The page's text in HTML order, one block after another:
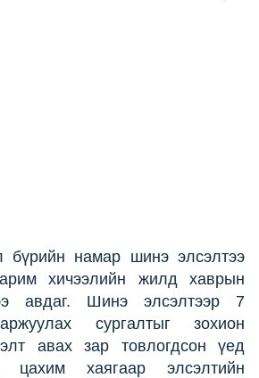
бүрийн намар шинэ элсэлтээ
хичээлийн жилд хаврын
авдаг. Шинэ элсэлтээр 7
сургалтыг зохион
авах зар товлогдсон үед
цахим хаягаар элсэлтийн